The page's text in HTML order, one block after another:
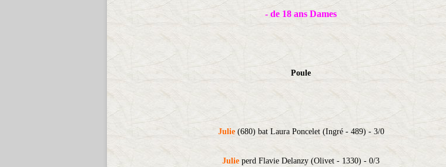
- de 18 ans Dames
Poule
Julie(680) bat Laura Poncelet (Ingré - 489) - 3/0
Julie perd Flavie Delanzy (Olivet - 1330) - 0/3